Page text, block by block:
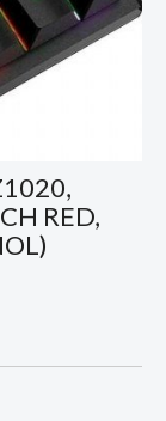
RED,